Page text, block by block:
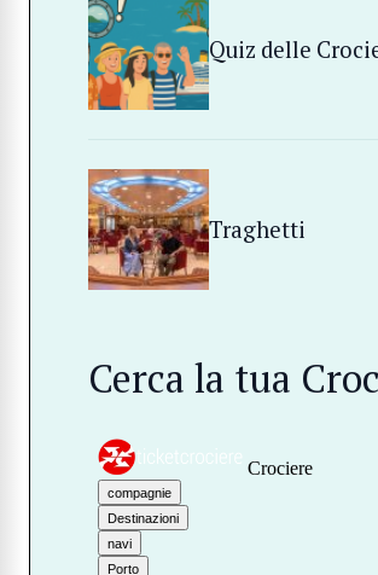
Quiz delle
Traghetti
Cerca la tua